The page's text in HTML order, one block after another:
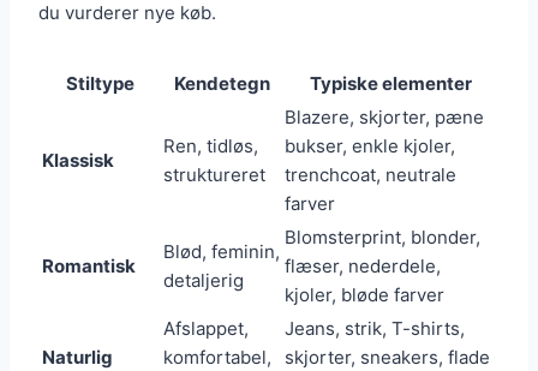
du vurderer nye køb.
Stiltype Kendetegn Typiske elementer
Klassisk
Ren, tidløs,
struktureret
Blazere, skjorter, pæne
bukser, enkle kjoler,
trenchcoat, neutrale
farver
Romantisk
Blød, feminin,
detaljerig
Blomsterprint, blonder,
flæser, nederdele,
kjoler, bløde farver
Naturlig
Afslappet,
komfortabel,
Jeans, strik, T-shirts,
skjorter, sneakers, flade